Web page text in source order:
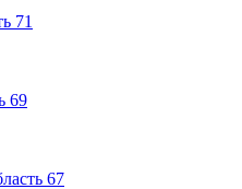
71
69
67